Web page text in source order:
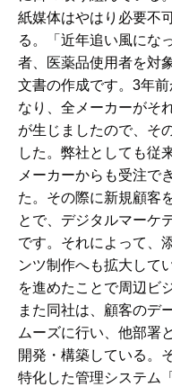
紙媒体はやはり必要不
る。「近年追い風にな
者、医薬品使用者を対
文書の作成です。3年
なり、全メーカーがそ
が生じましたので、そ
した。弊社としても従
メーカーからも受注で
た。その際に新規顧客
とで、デジタルマーケ
です。それによって、
ンツ制作へも拡大して
を進めたことで周辺ビ
また同社は、顧客のデ
ムーズに行い、他部署
開発・構築している。
特化した管理システム